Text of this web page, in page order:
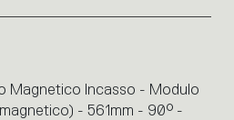
Magnetico Incasso - Modulo
- 561mm - 90° -